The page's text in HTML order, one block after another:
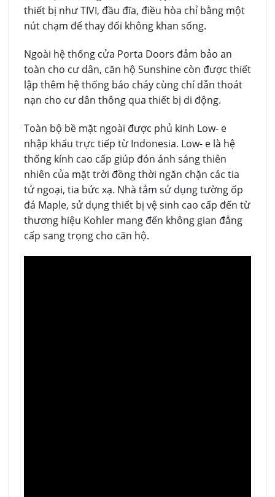
thiết bị như TIVI, đầu đĩa, điều hòa chỉ bằng một
nút chạm để thay đổi không khan sống.
Ngoài hệ thống cửa Porta Doors đảm bảo an
toàn cho cư dân, căn hộ Sunshine còn được thiết
lập thêm hệ thống báo cháy cùng chỉ dẫn thoát
nạn cho cư dân thông qua thiết bị di động.
Toàn bộ bề mặt ngoài được phủ kinh Low- e
nhập khẩu trực tiếp từ Indonesia. Low- e là hệ
thống kính cao cấp giúp đón ánh sáng thiên
nhiên của mặt trời đồng thời ngăn chặn các tia
tử ngoại, tia bức xạ. Nhà tắm sử dụng tường ốp
đá Maple, sử dụng thiết bị vệ sinh cao cấp đến từ
thương hiệu Kohler mang đến không gian đẳng
cấp sang trọng cho căn hộ.